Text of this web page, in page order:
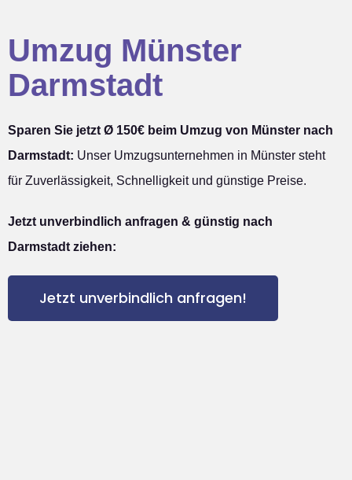
Umzug Münster
Darmstadt
Sparen Sie jetzt Ø 150€ beim Umzug von Münster nach
Darmstadt: Unser Umzugsunternehmen in Münster steht
für Zuverlässigkeit, Schnelligkeit und günstige Preise.
Jetzt unverbindlich anfragen & günstig nach
Darmstadt ziehen:
Jetzt unverbindlich anfragen!